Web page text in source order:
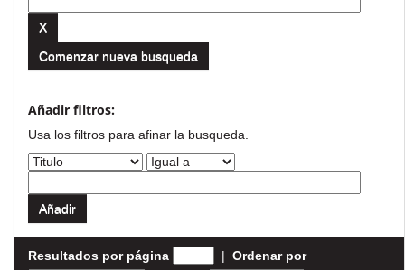
Comenzar nueva busqueda
Añadir filtros:
Usa los filtros para afinar la busqueda.
Resultados por página | Ordenar por